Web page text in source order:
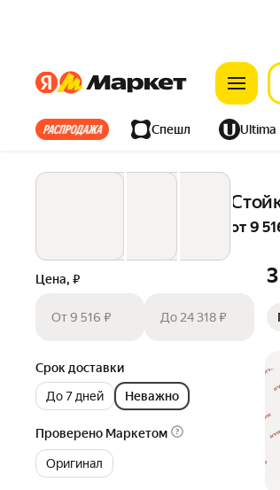
ЯндексЯндекс
Все хиты Спешл Ultima
Дом Ремонт Детям Красота
от 9
Цена, ₽
От 9 516 ₽ До 24 318 ₽
Срок доставки
До 7 дней
Неважно
Проверено Маркетом
Оригинал